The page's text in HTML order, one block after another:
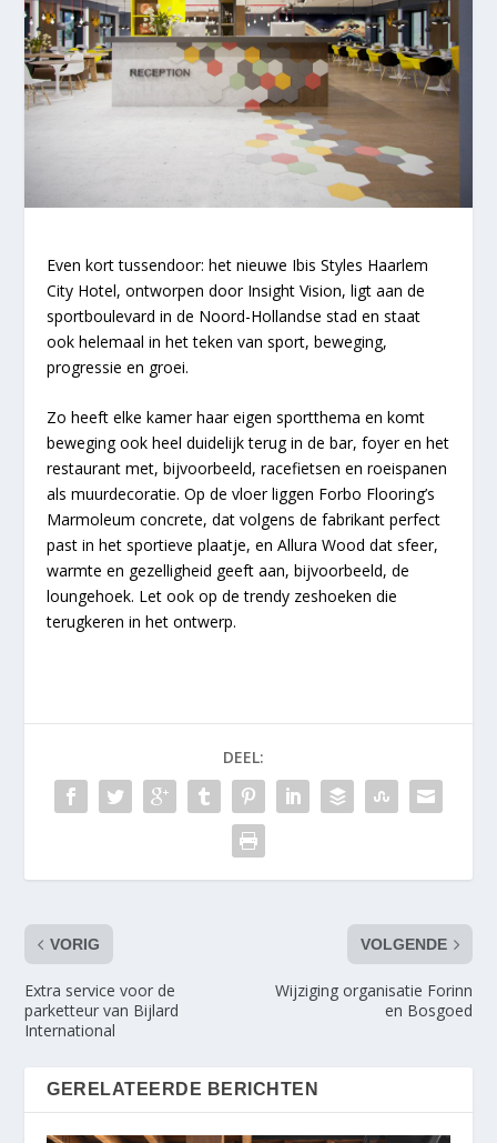
Even kort tussendoor: het nieuwe Ibis Styles Haarlem
City Hotel, ontworpen door Insight Vision, ligt aan de
sportboulevard in de Noord-Hollandse stad en staat
ook helemaal in het teken van sport, beweging,
progressie en groei.
Zo heeft elke kamer haar eigen sportthema en komt
beweging ook heel duidelijk terug in de bar, foyer en het
restaurant met, bijvoorbeeld, racefietsen en roeispanen
als muurdecoratie. Op de vloer liggen Forbo Flooring’s
Marmoleum concrete, dat volgens de fabrikant perfect
past in het sportieve plaatje, en Allura Wood dat sfeer,
warmte en gezelligheid geeft aan, bijvoorbeeld, de
loungehoek. Let ook op de trendy zeshoeken die
terugkeren in het ontwerp.
DEEL:
VORIG
Extra service voor de
parketteur van Bijlard
International
VOLGENDE
Wijziging organisatie Forinn
en Bosgoed
GERELATEERDE BERICHTEN